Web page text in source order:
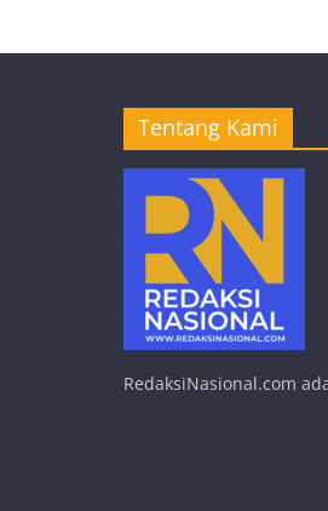
Tentang Kami
RedaksiNasional.com